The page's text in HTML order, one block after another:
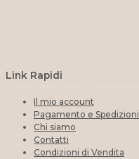
Link Rapidi
Il mio account
Pagamento e Spedizioni
Chi siamo
Contatti
Condizioni di Vendita